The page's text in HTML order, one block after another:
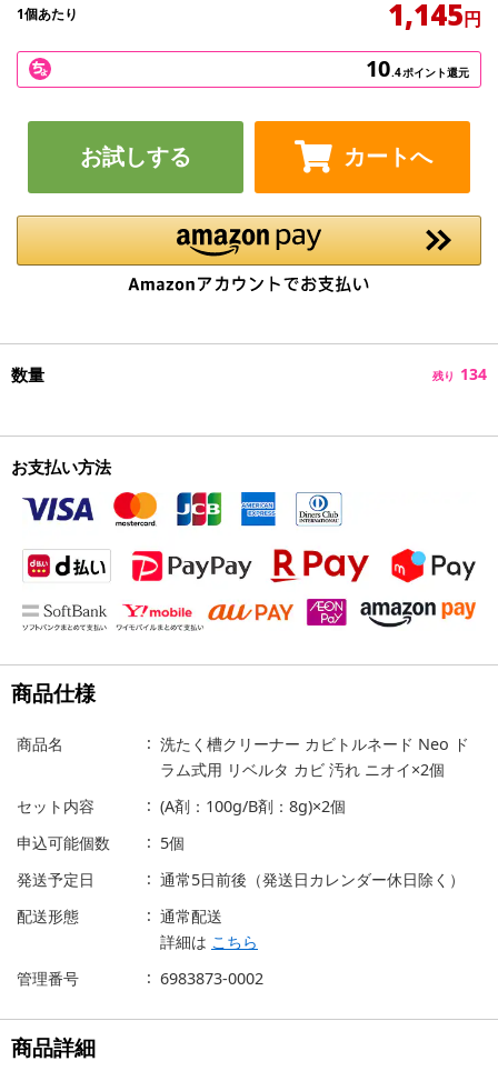
1個あたり 1,145円
10.4ポイント還元
お試しする カートへ
数量 残り 134
お支払い方法
商品仕様
商品名
洗たく槽クリーナー カビトルネード Neo ド
ラム式用 リベルタ カビ 汚れ ニオイ×2個
セット内容
(A剤：100g/B剤：8g)×2個
申込可能個数
5個
発送予定日
通常5日前後（発送日カレンダー休日除く）
配送形態
通常配送
詳細は こちら
管理番号
6983873-0002
商品詳細